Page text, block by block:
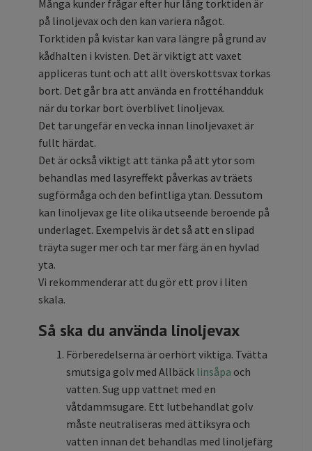
Många kunder frågar efter hur lång torktiden är
på linoljevax och den kan variera något.
Torktiden på kvistar kan vara längre på grund av
kådhalten i kvisten. Det är viktigt att vaxet
appliceras tunt och att allt överskottsvax torkas
bort. Det går bra att använda en frottéhandduk
när du torkar bort överblivet linoljevax.
Det tar ungefär en vecka innan linoljevaxet är
fullt härdat.
Det är också viktigt att tänka på att ytor som
behandlas med lasyreffekt påverkas av träets
sugförmåga och den befintliga ytan. Dessutom
kan linoljevax ge lite olika utseende beroende på
underlaget. Exempelvis är det så att en slipad
träyta suger mer och tar mer färg än en hyvlad
yta.
Vi rekommenderar att du gör ett prov i liten
skala.
Så ska du använda linoljevax
Förberedelserna är oerhört viktiga. Tvätta
smutsiga golv med Allbäck linsåpa och
vatten. Sug upp vattnet med en
våtdammsugare. Ett lutbehandlat golv
måste neutraliseras med ättiksyra och
vatten innan det behandlas med linoljefärg